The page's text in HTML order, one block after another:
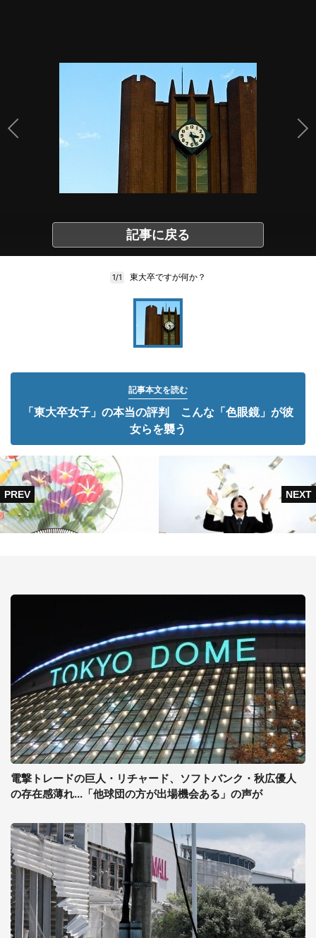
記事に戻る
1/1 東大卒ですが何か？
記事本文を読む
「東大卒女子」の本当の評判 こんな「色眼鏡」が彼
女らを襲う
電撃トレードの巨人・リチャード、ソフトバンク・秋広優人
の存在感薄れ...「他球団の方が出場機会ある」の声が